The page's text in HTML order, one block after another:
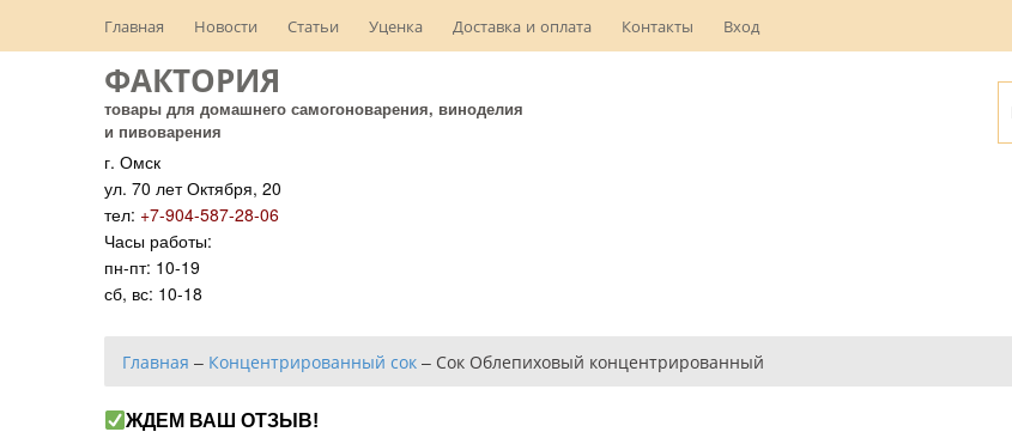
Главная Новости Статьи Уценка Доставка и оплата Контакты Вход
ФАКТОРИЯ
товары для домашнего самогоноварения, виноделия
и пивоварения
г. Омск
ул. 70 лет Октября, 20
тел: +7-904-587-28-06
Часы работы:
пн-пт: 10-19
сб, вс: 10-18
Главная – Концентрированный сок – Сок Облепиховый концентрированный
ЖДЕМ ВАШ ОТЗЫВ!